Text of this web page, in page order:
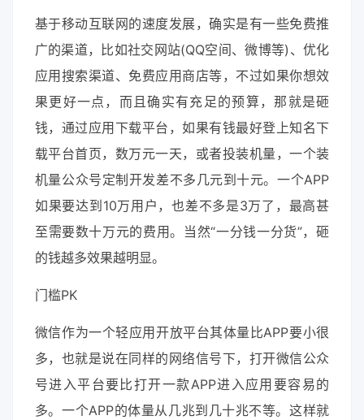
基于移动互联网的速度发展，确实是有一些免费推
广的渠道，比如社交网站(QQ空间、微博等)、优化
应用搜索渠道、免费应用商店等，不过如果你想效
果更好一点，而且确实有充足的预算，那就是砸
钱，通过应用下载平台，如果有钱最好登上知名下
载平台首页，数万元一天，或者投装机量，一个装
机量公众号定制开发差不多几元到十元。一个APP
如果要达到10万用户，也差不多是3万了，最高甚
至需要数十万元的费用。当然“一分钱一分货”，砸
的钱越多效果越明显。
门槛PK
微信作为一个轻应用开放平台其体量比APP要小很
多，也就是说在同样的网络信号下，打开微信公众
号进入平台要比打开一款APP进入应用要容易的
多。一个APP的体量从几兆到几十兆不等。这样就